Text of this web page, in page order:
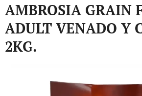
AMBROSIA GRAIN
ADULT VENADO Y
2KG.